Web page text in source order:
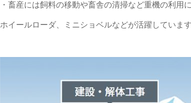
・畜産には飼料の移動や畜舎の清掃など重機の利用
ホイールローダ、ミニショベルなどが活躍しています